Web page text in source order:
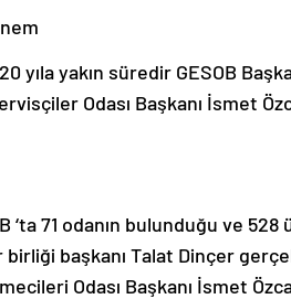
20 yıla yakın süredir GESOB
Odası Başkanı İsmet
‘ta 71 odanın bulunduğu ve
birliği başkanı Talat Dinçer
Odası Başkanı İsmet